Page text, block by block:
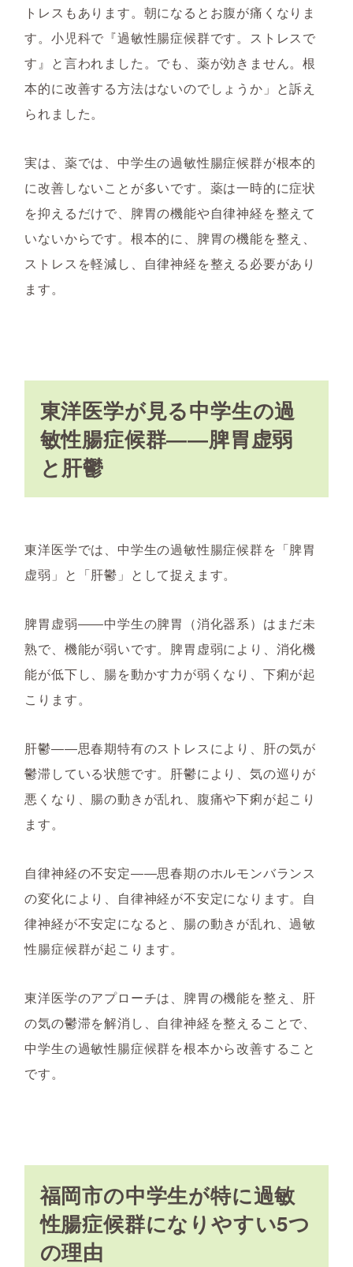
トレスもあります。朝になるとお腹が痛くなりま
す。小児科で『過敏性腸症候群です。ストレスで
す』と言われました。でも、薬が効きません。根
本的に改善する方法はないのでしょうか」と訴え
られました。
実は、薬では、中学生の過敏性腸症候群が根本的
に改善しないことが多いです。薬は一時的に症状
を抑えるだけで、脾胃の機能や自律神経を整えて
いないからです。根本的に、脾胃の機能を整え、
ストレスを軽減し、自律神経を整える必要があり
ます。
東洋医学が見る中学生の過
敏性腸症候群――脾胃虚弱
と肝鬱
東洋医学では、中学生の過敏性腸症候群を「脾胃
虚弱」と「肝鬱」として捉えます。
脾胃虚弱――中学生の脾胃（消化器系）はまだ未
熟で、機能が弱いです。脾胃虚弱により、消化機
能が低下し、腸を動かす力が弱くなり、下痢が起
こります。
肝鬱――思春期特有のストレスにより、肝の気が
鬱滞している状態です。肝鬱により、気の巡りが
悪くなり、腸の動きが乱れ、腹痛や下痢が起こり
ます。
自律神経の不安定――思春期のホルモンバランス
の変化により、自律神経が不安定になります。自
律神経が不安定になると、腸の動きが乱れ、過敏
性腸症候群が起こります。
東洋医学のアプローチは、脾胃の機能を整え、肝
の気の鬱滞を解消し、自律神経を整えることで、
中学生の過敏性腸症候群を根本から改善すること
です。
福岡市の中学生が特に過敏
性腸症候群になりやすい5つ
の理由